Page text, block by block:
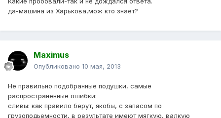
да-машина из Харькова,мож кто знает?
Maximus
Опубликовано 10 мая, 2013
Не правильно подобранные подушки, самые
распространенные ошибки:
сливы: как правило берут, якобы, с запасом по
грузоподьемности, в результате имеют мягкую, валкую